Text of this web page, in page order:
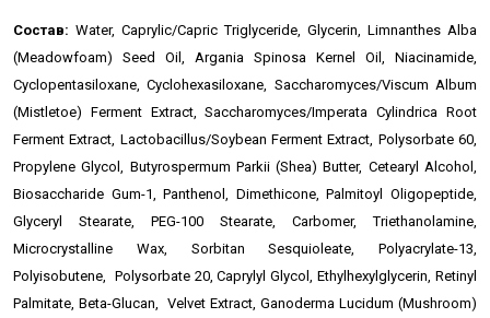
Состав: Water, Caprylic/Capric Triglyceride, Glycerin, Limnanthes Alba
(Meadowfoam) Seed Oil, Argania Spinosa Kernel Oil, Niacinamide,
Cyclopentasiloxane, Cyclohexasiloxane, Saccharomyces/Viscum Album
(Mistletoe) Ferment Extract, Saccharomyces/Imperata Cylindrica Root
Ferment Extract, Lactobacillus/Soybean Ferment Extract, Polysorbate 60,
Propylene Glycol, Butyrospermum Parkii (Shea) Butter, Cetearyl Alcohol,
Biosaccharide Gum-1, Panthenol, Dimethicone, Palmitoyl Oligopeptide,
Glyceryl Stearate, PEG-100 Stearate, Carbomer, Triethanolamine,
Microcrystalline Wax, Sorbitan Sesquioleate, Polyacrylate-13,
Polyisobutene, Polysorbate 20, Caprylyl Glycol, Ethylhexylglycerin, Retinyl
Palmitate, Beta-Glucan, Velvet Extract, Ganoderma Lucidum (Mushroom)